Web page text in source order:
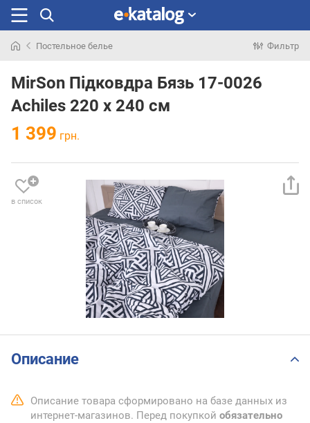
раньше
Постельное белье Фильтр
MirSon Підковдра Бязь 17-0026
Achiles 220 x 240 см
1 399 грн.
в список
Описание
Описание товара сформировано на базе данных из
интернет-магазинов. Перед покупкой обязательно